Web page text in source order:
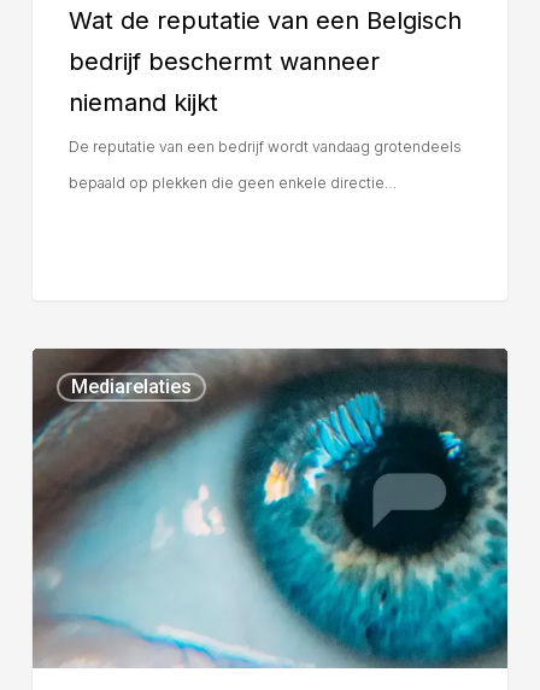
Wat de reputatie van een Belgisch
bedrijf beschermt wanneer
niemand kijkt
De reputatie van een bedrijf wordt vandaag grotendeels
bepaald op plekken die geen enkele directie…
Mediarelaties